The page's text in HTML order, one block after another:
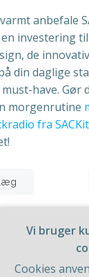
anbefale
investering
de
din daglige
have. Gør
morgenrutine
fra
Vi bruger
Cookies